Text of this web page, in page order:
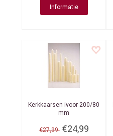
Informatie
Kerkkaarsen ivoor 200/80
mm
€27,99 €24,99